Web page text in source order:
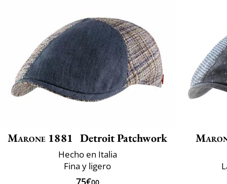
Marone 1881 Detroit Patchwork
Hecho en Italia
Fina y ligero
75€00